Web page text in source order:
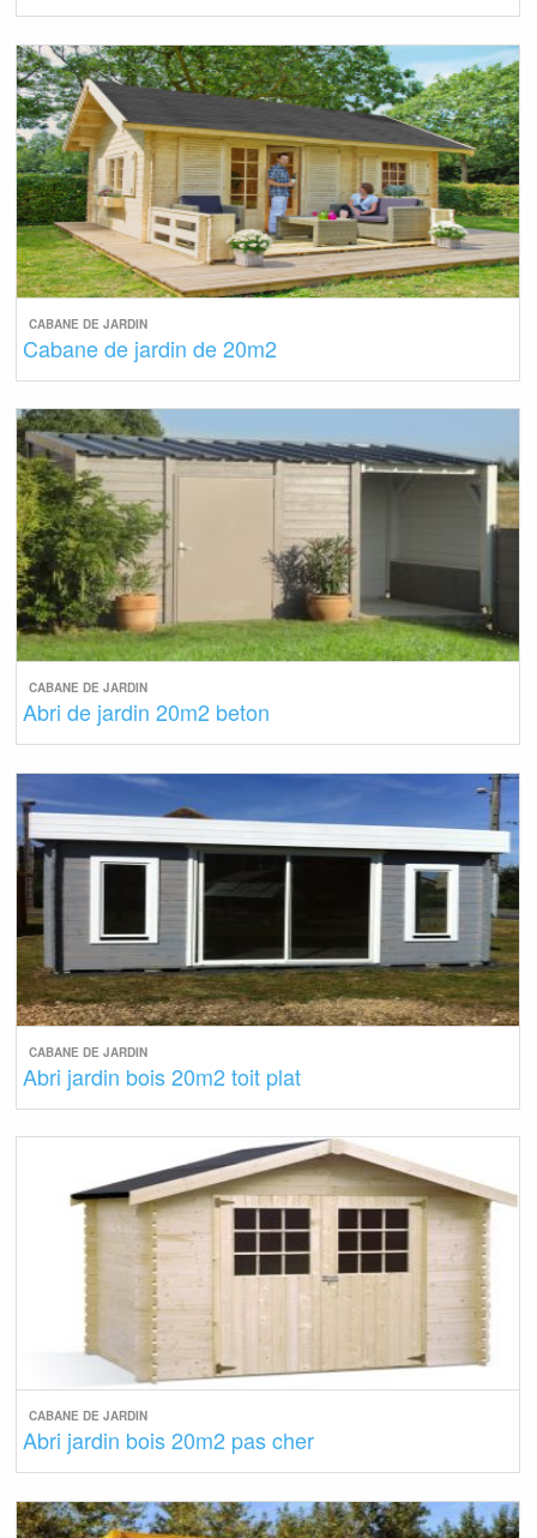
CABANE DE JARDIN
Cabane de jardin de 20m2
CABANE DE JARDIN
Abri de jardin 20m2 beton
CABANE DE JARDIN
Abri jardin bois 20m2 toit plat
CABANE DE JARDIN
Abri jardin bois 20m2 pas cher